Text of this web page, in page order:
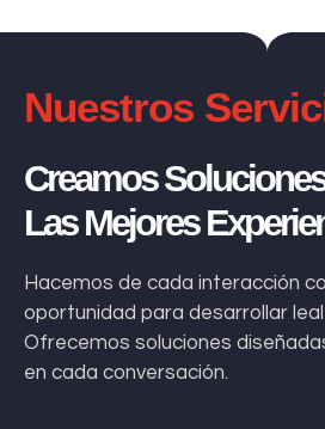
Nuestros
Creamos
Las Mejores
Hacemos de cada interacción
oportunidad para desarrollar
Ofrecemos soluciones
en cada conversación.